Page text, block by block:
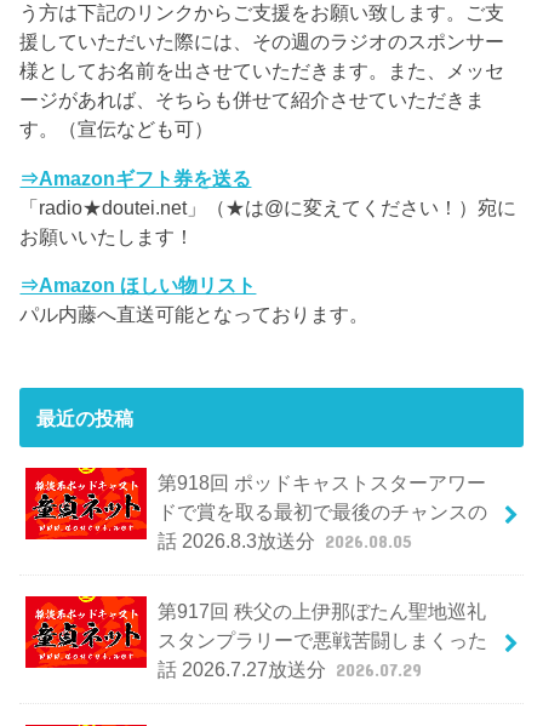
う方は下記のリンクからご支援をお願い致します。ご支
援していただいた際には、その週のラジオのスポンサー
様としてお名前を出させていただきます。また、メッセ
ージがあれば、そちらも併せて紹介させていただきま
す。（宣伝なども可）
⇒Amazonギフト券を送る
「radio★doutei.net」（★は@に変えてください！）宛に
お願いいたします！
⇒Amazon ほしい物リスト
パル内藤へ直送可能となっております。
最近の投稿
第918回 ポッドキャストスターアワー
ドで賞を取る最初で最後のチャンスの
話 2026.8.3放送分 2026.08.05
第917回 秩父の上伊那ぼたん聖地巡礼
スタンプラリーで悪戦苦闘しまくった
話 2026.7.27放送分 2026.07.29